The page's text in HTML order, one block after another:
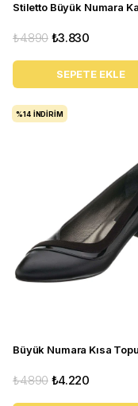
₺3.830
₺4.890
SEPETE EKLE
₺4.220
₺4.890
%14 İNDIRIM